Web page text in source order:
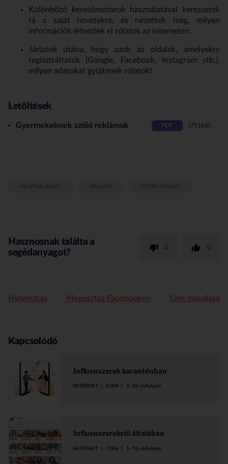
Különböző keresőmotorok használatával keressetek
rá a saját nevetekre, és nézzétek meg, milyen
információk érhetőek el rólatok az interneten.
Járjatok utána, hogy azok az oldalak, amelyekre
regisztráltatok (Google, Facebook, Instagram stb.),
milyen adatokat gyűjtenek rólatok!
Letöltések
Gyermekeknek szóló reklámok PDF 751KB
ADATHALÁSZAT REKLÁM NETBIZTONSÁG
Hasznosnak találta a
segédanyagot?
0 0
Nyomtatás Megosztás Facebookon Link másolása
Kapcsolódó
Influenszerek karanténban
INTERNET CIKK 5–10. évfolyam
Influenszerekről általában
INTERNET CIKK 5–10. évfolyam